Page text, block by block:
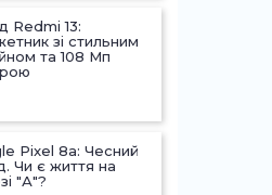
Redmi 13:
зі стильним
та 108 Мп
Pixel 8a: Чесний
Чи є життя на
"А"?